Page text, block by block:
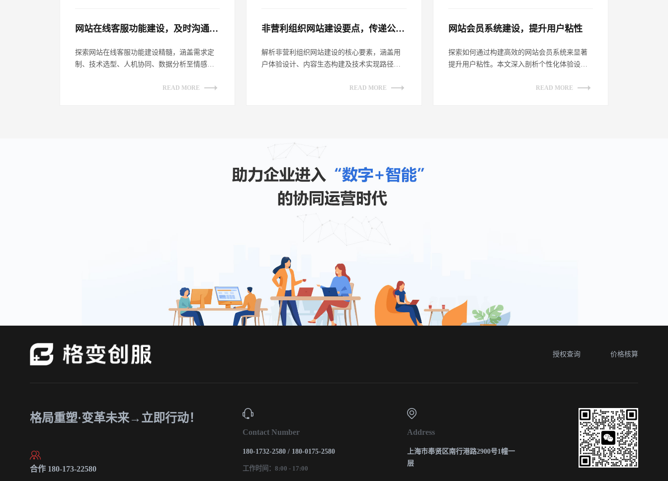
网站在线客服功能建设，及时沟通客户​
探索网站在线客服功能建设精髓，涵盖需求定
制、技术选型、人机协同、数据分析至情感链
READ MORE
非营利组织网站建设要点，传递公益理念​
解析非营利组织网站建设的核心要素，涵盖用
户体验设计、内容生态构建及技术实现路径。
READ MORE
网站会员系统建设，提升用户粘性​
探索如何通过构建高效的网站会员系统来显著
提升用户粘性。本文深入剖析个性化体验设
READ MORE
授权查询 价格核算
格局重塑·变革未来→立即行动！
合作 180-173-22580
Contact Number
180-1732-2580 / 180-0175-2580
工作时间：8:00 - 17:00
Address
上海市奉贤区南行港路2900号1幢一
层